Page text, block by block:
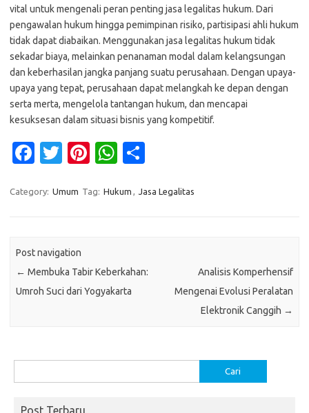
vital untuk mengenali peran penting jasa legalitas hukum. Dari
pengawalan hukum hingga pemimpinan risiko, partisipasi ahli hukum
tidak dapat diabaikan. Menggunakan jasa legalitas hukum tidak
sekadar biaya, melainkan penanaman modal dalam kelangsungan
dan keberhasilan jangka panjang suatu perusahaan. Dengan upaya-
upaya yang tepat, perusahaan dapat melangkah ke depan dengan
serta merta, mengelola tantangan hukum, dan mencapai
kesuksesan dalam situasi bisnis yang kompetitif.
Fa
e
o
k
T
it
Pi
er
W
at
p
p
ar
Category: Umum Tag: Hukum , Jasa Legalitas
Post navigation
← Membuka Tabir Keberkahan:
Umroh Suci dari Yogyakarta
Analisis Komperhensif
Mengenai Evolusi Peralatan
Elektronik Canggih →
untuk:
Post Terbaru